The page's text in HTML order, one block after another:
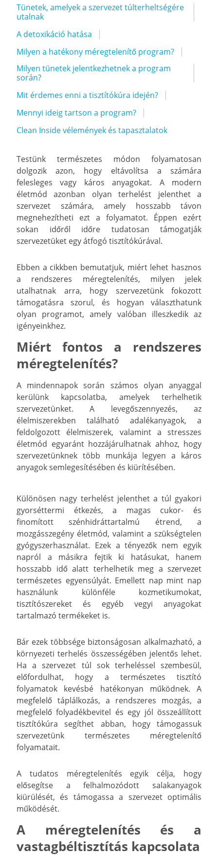
Tünetek, amelyek a szervezet túlterheltségére
utalnak
A detoxikáció hatása
Milyen a hatékony méregtelenítő program?
Milyen tünetek jelentkezhetnek a program
során?
Mit érdemes enni a tisztítókúra idején?
Mennyi ideig tartson a program?
Clean Inside vélemények és tapasztalatok
Testünk természetes módon folyamatosan
dolgozik azon, hogy eltávolítsa a számára
felesleges vagy káros anyagokat. A modern
életmód azonban olyan terhelést jelenthet a
szervezet számára, amely hosszabb távon
megnehezítheti ezt a folyamatot. Éppen ezért
sokan időről időre tudatosan támogatják
szervezetüket egy átfogó tisztítókúrával.
Ebben a cikkben bemutatjuk, miért lehet hasznos
a rendszeres méregtelenítés, milyen jelek
utalhatnak arra, hogy szervezetünk fokozott
támogatásra szorul, és hogyan választhatunk
olyan programot, amely valóban illeszkedik az
igényeinkhez.
Miért fontos a rendszeres
méregtelenítés?
A mindennapok során számos olyan anyaggal
kerülünk kapcsolatba, amelyek terhelhetik
szervezetünket. A levegőszennyezés, az
élelmiszerekben található adalékanyagok, a
feldolgozott élelmiszerek, valamint a stresszes
életmód egyaránt hozzájárulhatnak ahhoz, hogy
szervezetünknek több munkája legyen a káros
anyagok semlegesítésében és kiürítésében.
Különösen nagy terhelést jelenthet a túl gyakori
gyorséttermi étkezés, a magas cukor- és
finomított szénhidráttartalmú étrend, a
mozgásszegény életmód, valamint a szükségtelen
gyógyszerhasználat. Ezek a tényezők nem egyik
napról a másikra fejtik ki hatásukat, hanem
hosszabb idő alatt terhelhetik meg a szervezet
természetes egyensúlyát. Emellett nap mint nap
használunk különféle kozmetikumokat,
tisztítószereket és egyéb vegyi anyagokat
tartalmazó termékeket is.
Bár ezek többsége biztonságosan alkalmazható, a
környezeti terhelés összességében jelentős lehet.
Ha a szervezet túl sok terheléssel szembesül,
előfordulhat, hogy a természetes tisztító
folyamatok kevésbé hatékonyan működnek. A
megfelelő táplálkozás, a rendszeres mozgás, a
megfelelő folyadékbevitel és egy jól összeállított
tisztítókúra segíthet abban, hogy támogassuk
szervezetünk természetes méregtelenítő
folyamatait.
A tudatos méregtelenítés egyik célja, hogy
elősegítse a felhalmozódott salakanyagok
kiürülését, és támogassa a szervezet optimális
működését.
A méregtelenítés és a
vastagbéltisztítás kapcsolata